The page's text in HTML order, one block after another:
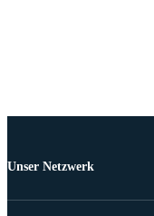
Unser Netzwerk